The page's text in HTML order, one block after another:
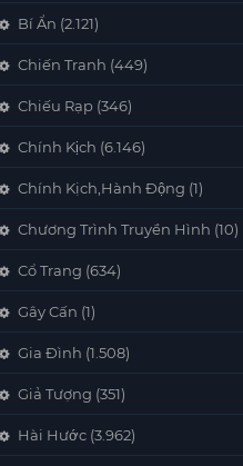
Bí Ẩn (2.121)
Chiến Tranh (449)
Chiếu Rạp (346)
Chính Kịch (6.146)
Chính Kịch,Hành Động (1)
Chương Trình Truyền Hình (10)
Cổ Trang (634)
Gây Cấn (1)
Gia Đình (1.508)
Giả Tượng (351)
Hài Hước (3.962)